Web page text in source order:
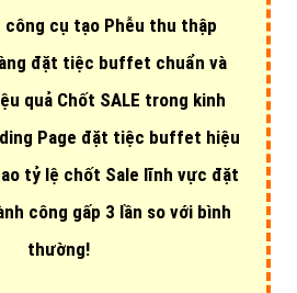
công cụ tạo Phễu thu thập
đặt tiệc buffet chuẩn và
quả Chốt SALE trong kinh
Page đặt tiệc buffet hiệu
tỷ lệ chốt Sale lĩnh vực đặt
công gấp 3 lần so với bình
thường!